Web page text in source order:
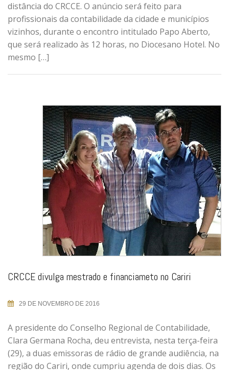
distância do CRCCE. O anúncio será feito para
profissionais da contabilidade da cidade e municípios
vizinhos, durante o encontro intitulado Papo Aberto,
que será realizado às 12 horas, no Diocesano Hotel. No
mesmo […]
CRCCE divulga mestrado e financiameto no Cariri
29 DE NOVEMBRO DE 2016
A presidente do Conselho Regional de Contabilidade,
Clara Germana Rocha, deu entrevista, nesta terça-feira
(29), a duas emissoras de rádio de grande audiência, na
região do Cariri, onde cumpriu agenda de dois dias. Os